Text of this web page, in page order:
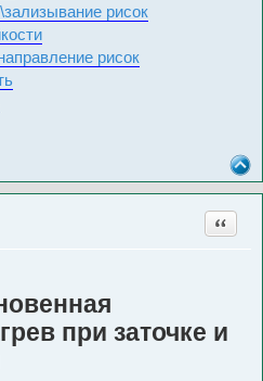
рисок
рисок
Цитата
при заточке и